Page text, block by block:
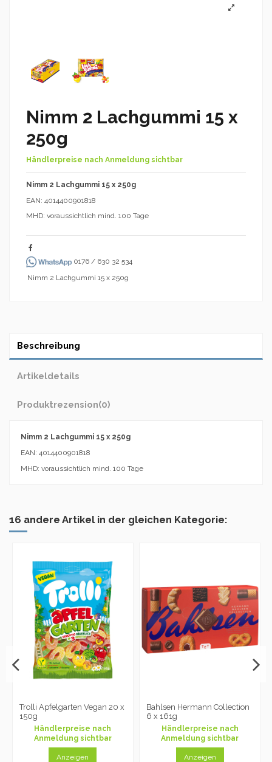
Nimm 2 Lachgummi 15 x
250g
Händlerpreise nach Anmeldung sichtbar
Nimm 2 Lachgummi 15 x 250g
EAN: 4014400901818
MHD: voraussichtlich mind. 100 Tage
0176 / 630 32 534
Nimm 2 Lachgummi 15 x 250g
Beschreibung
Artikeldetails
Produktrezension(0)
Nimm 2 Lachgummi 15 x 250g
EAN: 4014400901818
MHD: voraussichtlich mind. 100 Tage
16 andere Artikel in der gleichen Kategorie:
Trolli Apfelgarten Vegan 20 x
150g
Händlerpreise nach
Anmeldung sichtbar
Anzeigen
Bahlsen Hermann Collection
6 x 161g
Händlerpreise nach
Anmeldung sichtbar
Anzeigen